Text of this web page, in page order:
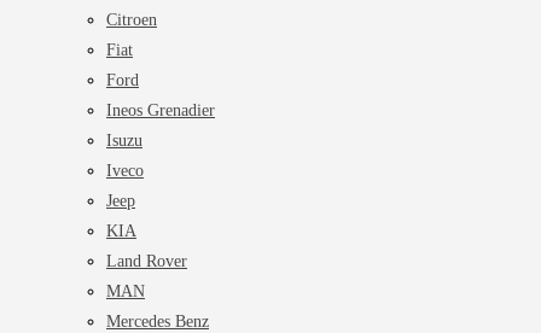
Citroen
Fiat
Ford
Ineos Grenadier
Isuzu
Iveco
Jeep
KIA
Land Rover
MAN
Mercedes Benz